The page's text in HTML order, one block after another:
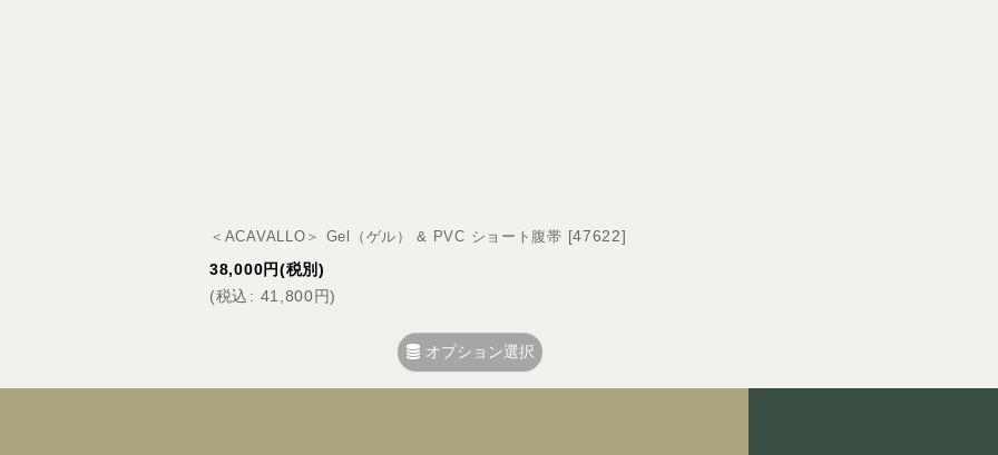
＜ACAVALLO＞ Gel（ゲル） & PVC ショート腹帯 [47622]
38,000円(税別)
(税込 : 41,800円)
オプション選択